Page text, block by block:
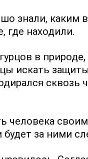
знали, каким
где находили.
в
искать
сквозь
человека
за ними